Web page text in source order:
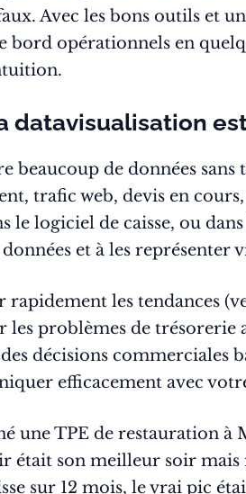
Avec les bons outils et
bord opérationnels en
datavisualisation
beaucoup de données
trafic web, devis en
le logiciel de caisse, ou
et à les représenter
les tendances
les problèmes de trésorerie
décisions commerciales
efficacement avec
une TPE de restauration
était son meilleur soir mais
sur 12 mois, le vrai pic